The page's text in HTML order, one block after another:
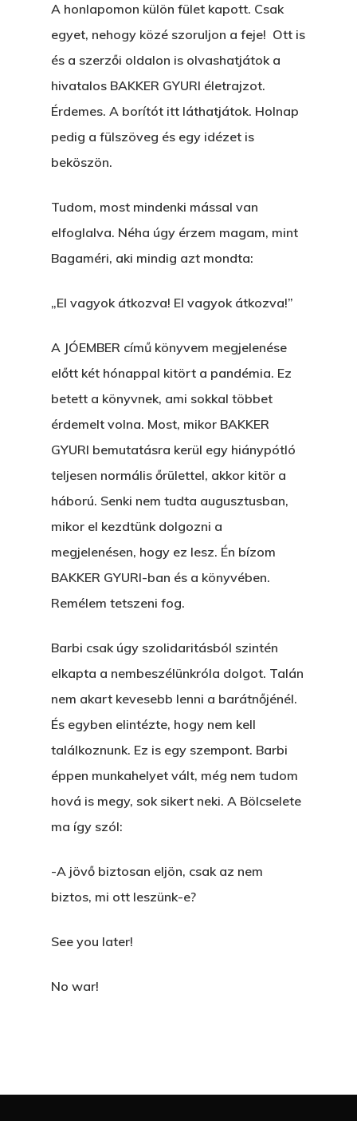
A honlapomon külön fület kapott. Csak
egyet, nehogy közé szoruljon a feje! Ott is
és a szerzői oldalon is olvashatjátok a
hivatalos BAKKER GYURI életrajzot.
Érdemes. A borítót itt láthatjátok. Holnap
pedig a fülszöveg és egy idézet is
beköszön.
Tudom, most mindenki mással van
elfoglalva. Néha úgy érzem magam, mint
Bagaméri, aki mindig azt mondta:
„El vagyok átkozva! El vagyok átkozva!”
A JÓEMBER című könyvem megjelenése
előtt két hónappal kitört a pandémia. Ez
betett a könyvnek, ami sokkal többet
érdemelt volna. Most, mikor BAKKER
GYURI bemutatásra kerül egy hiánypótló
teljesen normális őrülettel, akkor kitör a
háború. Senki nem tudta augusztusban,
mikor el kezdtünk dolgozni a
megjelenésen, hogy ez lesz. Én bízom
BAKKER GYURI-ban és a könyvében.
Remélem tetszeni fog.
Barbi csak úgy szolidaritásból szintén
elkapta a nembeszélünkróla dolgot. Talán
nem akart kevesebb lenni a barátnőjénél.
És egyben elintézte, hogy nem kell
találkoznunk. Ez is egy szempont. Barbi
éppen munkahelyet vált, még nem tudom
hová is megy, sok sikert neki. A Bölcselete
ma így szól:
-A jövő biztosan eljön, csak az nem
biztos, mi ott leszünk-e?
See you later!
No war!